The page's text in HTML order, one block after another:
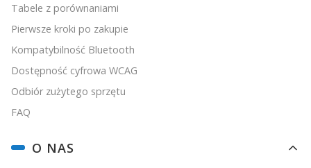
Tabele z porównaniami
Pierwsze kroki po zakupie
Kompatybilność Bluetooth
Dostępność cyfrowa WCAG
Odbiór zużytego sprzętu
FAQ
O NAS